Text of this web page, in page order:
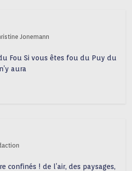
Jonemann
Fou Si vous êtes fou du Puy du
aura
confinés ! de l’air, des paysages,